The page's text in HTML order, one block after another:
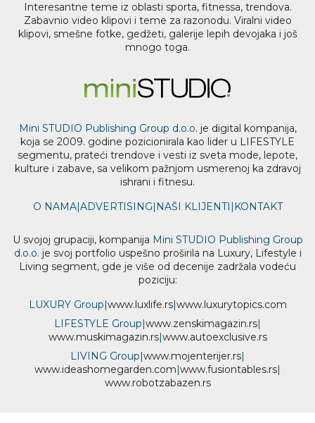
Interesantne teme iz oblasti sporta, fitnessa, trendova.
Zabavnio video klipovi i teme za razonodu. Viralni video
klipovi, smešne fotke, gedžeti, galerije lepih devojaka i još
mnogo toga.
Mini STUDIO Publishing Group d.o.o. je digital kompanija,
koja se 2009. godine pozicionirala kao lider u LIFESTYLE
segmentu, prateći trendove i vesti iz sveta mode, lepote,
kulture i zabave, sa velikom pažnjom usmerenoj ka zdravoj
ishrani i fitnesu.
O NAMA|ADVERTISING| NAŠI KLIJENTI | KONTAKT
U svojoj grupaciji, kompanija Mini STUDIO Publishing Group
d.o.o. je svoj portfolio uspešno proširila na Luxury, Lifestyle i
Living segment, gde je više od decenije zadržala vodeću
poziciju:
LUXURY Group|www.luxlife.rs|www.luxurytopics.com
LIFESTYLE Group|www.zenskimagazin.rs|
www.muskimagazin.rs|www.autoexclusive.rs
LIVING Group|www.mojenterijer.rs|
www.ideashomegarden.com|www.fusiontables.rs|
www.robotzabazen.rs